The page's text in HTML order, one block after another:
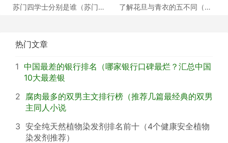
苏门四学士分别是谁（苏门四
了解花旦与青衣的五不同（浅
热门文章
1 中国最差的银行排名（哪家银行口碑最烂？汇总中国
10大最差银
2
腐肉最多的双男主文排行榜（推荐几篇最经典的双男
主同人小说
3 安全纯天然植物染发剂排名前十（4个健康安全植物
染发剂推荐）